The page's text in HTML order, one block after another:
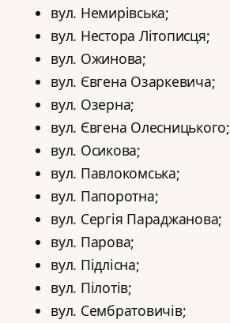
вул. Немирівська;
вул. Нестора Літописця;
вул. Ожинова;
вул. Євгена Озаркевича;
вул. Озерна;
вул. Євгена Олесницького;
вул. Осикова;
вул. Павлокомська;
вул. Папоротна;
вул. Сергія Параджанова;
вул. Парова;
вул. Підлісна;
вул. Пілотів;
вул. Сембратовичів;